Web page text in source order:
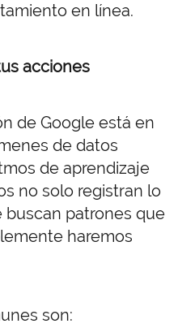
en línea.
acciones
de Google está en
de datos
de aprendizaje
no solo registran lo
buscan patrones que
haremos
son: